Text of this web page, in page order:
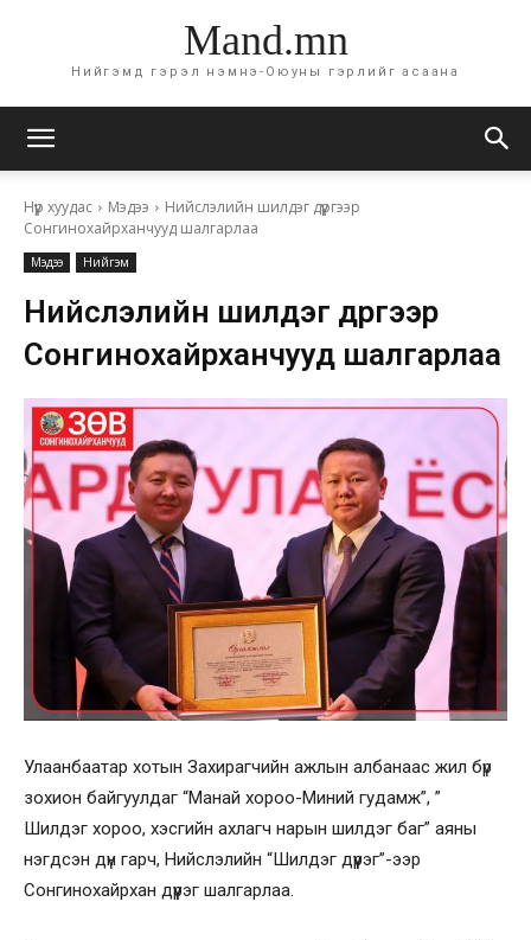
Mand.mn
Нийгэмд гэрэл нэмнэ-Оюуны гэрлийг асаана
Нүүр хуудас Мэдээ
Нийслэлийн шилдэг дүүргээр
Сонгинохайрханчууд шалгарлаа
Мэдээ Нийгэм
Нийслэлийн шилдэг дүүргээр
Сонгинохайрханчууд шалгарлаа
Улаанбаатар хотын Захирагчийн ажлын албанаас жил бүр
зохион байгуулдаг “Манай хороо-Миний гудамж”, ”
Шилдэг хороо, хэсгийн ахлагч нарын шилдэг баг” аяны
нэгдсэн дүн гарч, Нийслэлийн “Шилдэг дүүрэг”-ээр
Сонгинохайрхан дүүрэг шалгарлаа.